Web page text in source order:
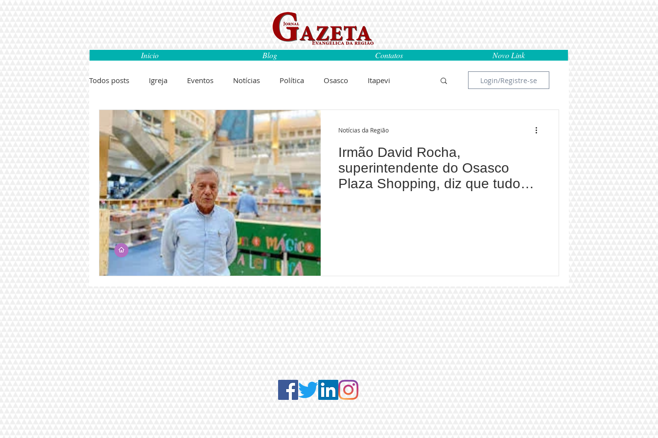
Inicio Blog Contatos Novo Link
Todos posts Igreja Eventos Notícias Política Osasco Itapevi
Noticias Gospel Jandira Carapicuiba Santana de Parnaíba
Pirapora do Bom Jesus Artigos Cultura Espaço Parlamentar Barueri
Esportes Segurança Ciência Saúde Educação
Anuncio 2018 Politica Mundo Anuncios 2019
Economia Cultura Obras
Login/Registre-se
Irmão David Rocha,
superintendente do Osasco
Plaza Shopping, diz que tudo
Notícias da Região